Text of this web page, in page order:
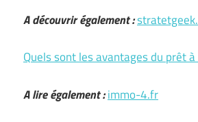
A découvrir également :
Quels sont les avantages du prêt
A lire également :immo-4.fr